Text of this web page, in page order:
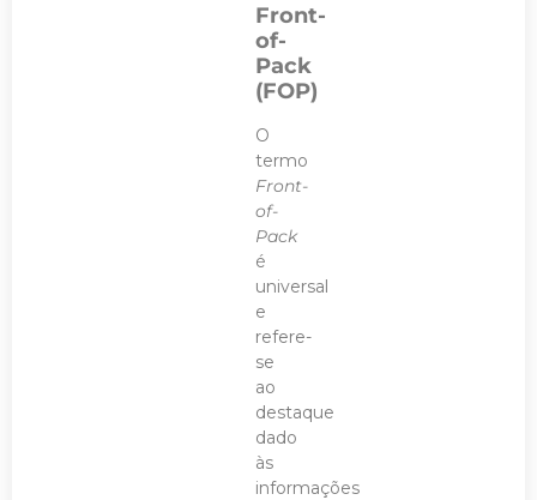
Front-
of-
Pack
(FOP)
O
termo
Front-
of-
Pack
é
universal
e
refere-
se
ao
destaque
dado
às
informações